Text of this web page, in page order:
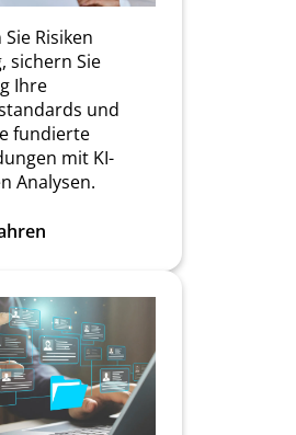
Risiken
sichern Sie
Ihre
und
fundierte
mit KI-
Analysen.